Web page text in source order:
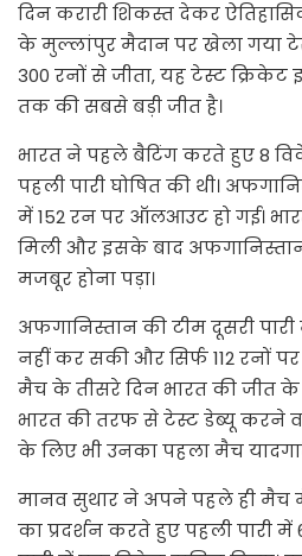
दिन करारी शिकस्त देकर
के मुल्लांपुर मैदान पर खेला गया
300 रनों से जीता, यह टेस्ट क्रिकेट
तक की सबसे बड़ी जीत है।
भारत ने पहले बैटिंग करते हुए 8
पहली पारी घोषित की थी।
में 152 रन पर ऑलआउट हो गई।
मिली और इसके बाद
मजबूर होना पड़ा।
अफगानिस्तान की टीम दूसरी पारी
नहीं कर सकी और सिर्फ 112 रनों
मैच के तीसरे दिन भारत की जीत के
भारत की तरफ से टेस्ट डेब्यू करने
के लिए भी उनका पहला मैच
मानव सुथार ने अपने पहले ही मैच
का प्रदर्शन करते हुए पहली पारी